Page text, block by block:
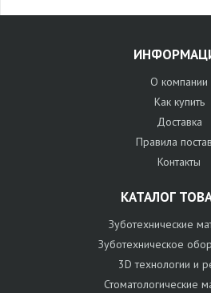
О компании
Как купить
Доставка
Правила
Контакты
КАТАЛОГ
Зуботехнические
Зуботехническое
3D технологии и
Стоматологические